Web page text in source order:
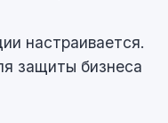
настраивается.
защиты бизнеса